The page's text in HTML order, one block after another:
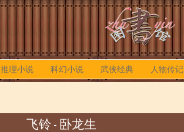
推理小说 科幻小说 武侠经典 人物传记
飞铃 - 卧龙生